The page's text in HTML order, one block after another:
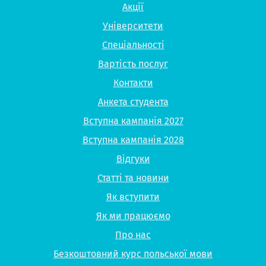
Акції
Університети
Спеціальності
Вартість послуг
Контакти
Анкета студента
Вступна кампанія 2027
Вступна кампанія 2028
Відгуки
Статті та новини
Як вступити
Як ми працюємо
Про нас
Безкоштовний курс польської мови